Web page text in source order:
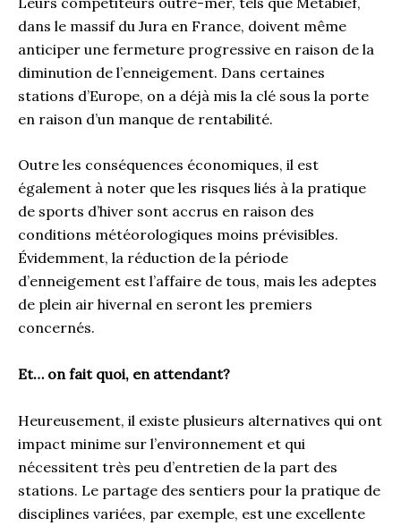
dans le massif du Jura en France, doivent même
anticiper une fermeture progressive en raison de la
diminution de l’enneigement. Dans certaines
stations d’Europe, on a déjà mis la clé sous la porte
en raison d’un manque de rentabilité.
Outre les conséquences économiques, il est
également à noter que les risques liés à la pratique
de sports d’hiver sont accrus en raison des
conditions météorologiques moins prévisibles.
Évidemment, la réduction de la période
d’enneigement est l’affaire de tous, mais les adeptes
de plein air hivernal en seront les premiers
concernés.
Et… on fait quoi, en attendant?
Heureusement, il existe plusieurs alternatives qui ont
impact minime sur l’environnement et qui
nécessitent très peu d’entretien de la part des
stations. Le partage des sentiers pour la pratique de
disciplines variées, par exemple, est une excellente